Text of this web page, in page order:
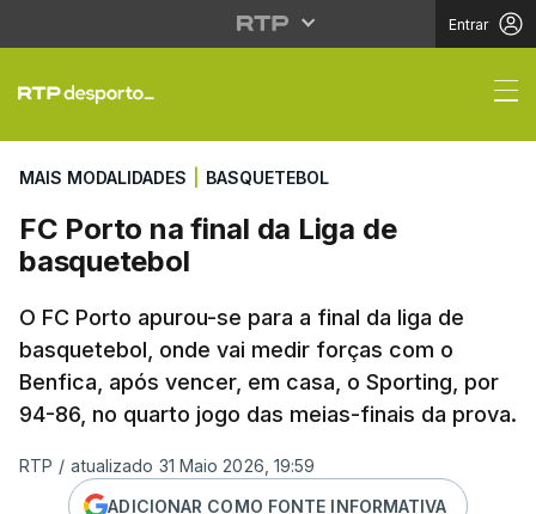
Entrar
FC Porto na final da
MAIS MODALIDADES BASQUETEBOL
FC Porto na final da Liga de
basquetebol
O FC Porto apurou-se para a final da liga de
basquetebol, onde vai medir forças com o
Benfica, após vencer, em casa, o Sporting, por
94-86, no quarto jogo das meias-finais da prova.
RTP / atualizado 31 Maio 2026, 19:59
ADICIONAR COMO FONTE INFORMATIVA